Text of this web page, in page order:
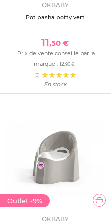
OKBABY
Pot pasha potty vert
11,50 €
Prix de vente conseillé par la
marque : 12,90 €
(3)
En stock
Outlet -9%
OKBABY